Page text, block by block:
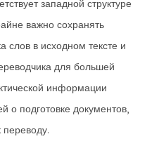
западной структуре
важно сохранять
слов в исходном тексте и
для большей
информации
о подготовке документов,